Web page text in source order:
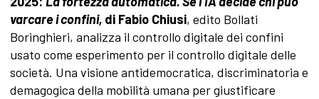
varcare i confini, di Fabio Chiusi, edito Bollati
Boringhieri, analizza il controllo digitale dei confini
usato come esperimento per il controllo digitale delle
società. Una visione antidemocratica, discriminatoria e
demagogica della mobilità umana per giustificare